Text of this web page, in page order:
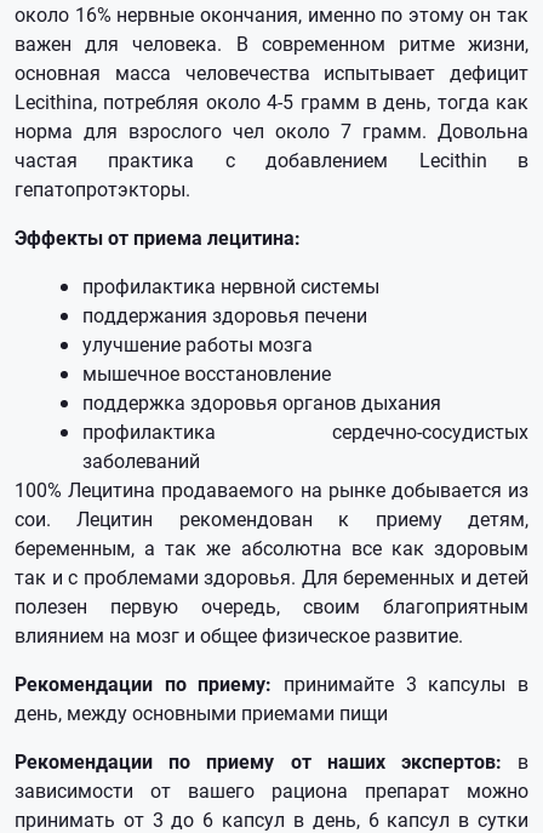
около 16% нервные окончания, именно по этому он так
важен для человека. В современном ритме жизни,
основная масса человечества испытывает дефицит
Lecithina, потребляя около 4-5 грамм в день, тогда как
норма для взрослого чел около 7 грамм. Довольна
частая практика с добавлением Lecithin в
гепатопротэкторы.
Эффекты от приема лецитина:
профилактика нервной системы
поддержания здоровья печени
улучшение работы мозга
мышечное восстановление
поддержка здоровья органов дыхания
профилактика сердечно-сосудистых
заболеваний
100% Лецитина продаваемого на рынке добывается из
сои. Лецитин рекомендован к приему детям,
беременным, а так же абсолютна все как здоровым
так и с проблемами здоровья. Для беременных и детей
полезен первую очередь, своим благоприятным
влиянием на мозг и общее физическое развитие.
Рекомендации по приему: принимайте 3 капсулы в
день, между основными приемами пищи
Рекомендации по приему от наших экспертов: в
зависимости от вашего рациона препарат можно
принимать от 3 до 6 капсул в день, 6 капсул в сутки